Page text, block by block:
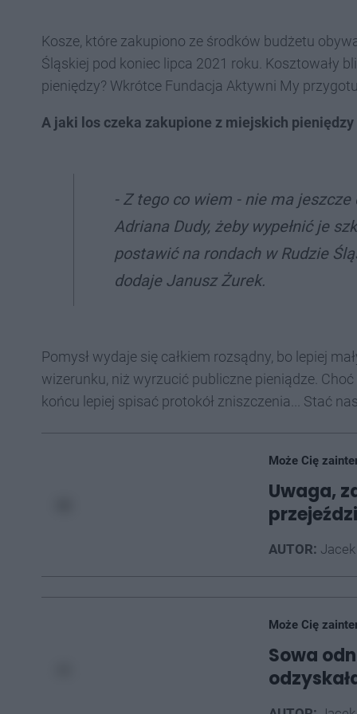
Kosze, które zakupiono ze środków budżetu
Śląskiej pod koniec lipca 2021 roku. Kosztowały
pieniędzy? Wkrótce Fundacja Aktywni My
A jaki los czeka zakupione z miejskich
- Z tego co wiem - nie ma
Adriana Dudy, żeby wypełnić je
postawić na rondach w Rudzie
dodaje Janusz Żurek.
Pomysł wydaje się całkiem rozsądny, bo lepiej
wizerunku, niż wyrzucić publiczne pieniądze.
końcu lepiej spisać protokół zniszczenia... Stać nas.
Może Cię
Uwaga,
AUTOR:
Może Cię
Sowa